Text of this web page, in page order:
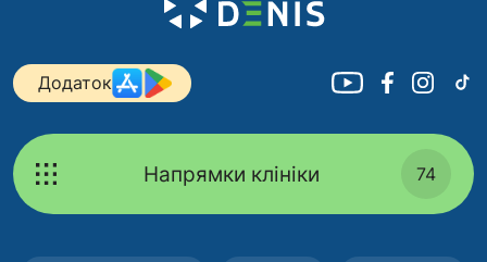
Додаток
Напрямки клініки 74